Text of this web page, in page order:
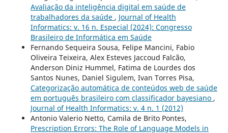
Avaliação da inteligência digital em saúde de
trabalhadores da saúde , Journal of Health
Informatics: v. 16 n. Especial (2024): Congresso
Brasileiro de Informática em Saúde
Fernando Sequeira Sousa, Felipe Mancini, Fabio
Oliveira Teixeira, Alex Esteves Jaccoud Falcão,
Anderson Diniz Hummel, Fatima de Lourdes dos
Santos Nunes, Daniel Sigulem, Ivan Torres Pisa,
Categorização automática de conteúdos web de saúde
em português brasileiro com classificador bayesiano ,
Journal of Health Informatics: v. 4 n. 1 (2012)
Antonio Valerio Netto, Camila de Brito Pontes,
Prescription Errors: The Role of Language Models in